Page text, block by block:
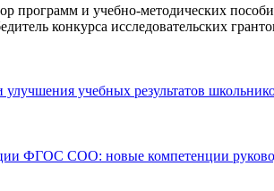
программ и учебно-методических
конкурса исследовательских
улучшения учебных результатов
ФГОС СОО: новые компетенции